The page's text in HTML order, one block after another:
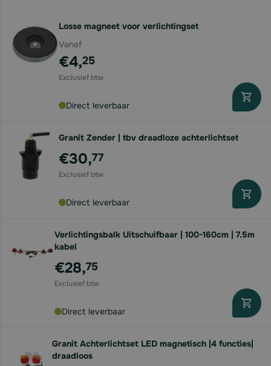
Losse magneet voor verlichtingset
Vanaf
€4,25
Direct leverbaar
Granit Zender | tbv draadloze achterlichtset
€30,77
Direct leverbaar
Verlichtingsbalk Uitschuifbaar | 100-160cm | 7.5m
kabel
€28,75
Direct leverbaar
Granit Achterlichtset LED magnetisch |4 functies|
draadloos